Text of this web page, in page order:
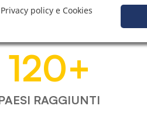
120+
RAGGIUNTI
policy e Cookies